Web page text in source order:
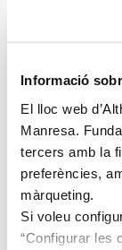
Informació
El lloc web
Manresa.
tercers amb la
preferències,
màrqueting.
Si voleu
“Configurar les
Bon
L’equip de
deixem
ser-vos útils...
LLEGIR ARTICLE